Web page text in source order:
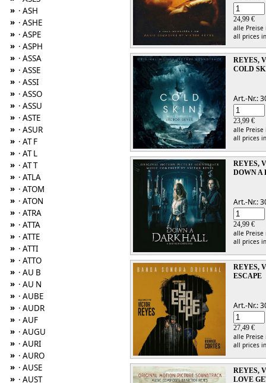
» · ASH
» · ASHE
» · ASPE
» · ASPH
» · ASSA
» · ASSE
» · ASSI
» · ASSO
» · ASSU
» · ASTE
» · ASUR
» · AT F
» · AT L
» · AT T
» · ATLA
» · ATOM
» · ATON
» · ATRA
» · ATTA
» · ATTE
» · ATTI
» · ATTO
» · AU B
» · AU N
» · AUBE
» · AUDR
» · AUF
» · AUGU
» · AURI
» · AURO
» · AUSE
» · AUST
24,99 €
alle
all prices
REYES,
COLD
Art.-Nr.:
23,99 €
alle
all prices
REYES,
DOWN
Art.-Nr.:
24,99 €
alle
all prices
REYES,
ESCAPE
Art.-Nr.:
27,49 €
alle
all prices
REYES,
LOVE